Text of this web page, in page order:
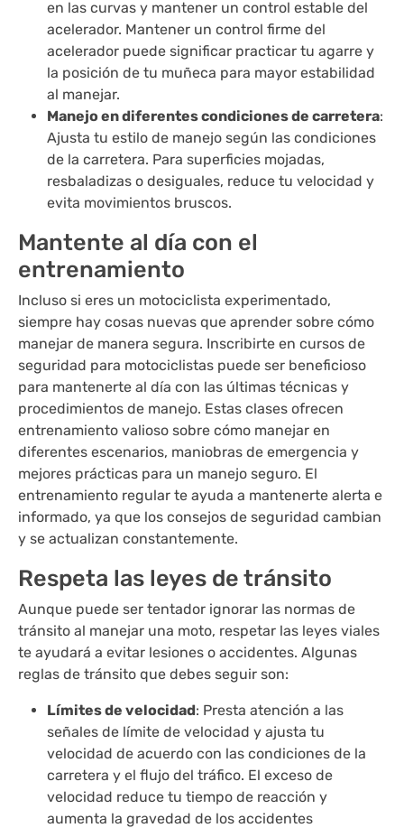
en las curvas y mantener un control estable del
acelerador. Mantener un control firme del
acelerador puede significar practicar tu agarre y
la posición de tu muñeca para mayor estabilidad
al manejar.
Manejo en diferentes condiciones de carretera:
Ajusta tu estilo de manejo según las condiciones
de la carretera. Para superficies mojadas,
resbaladizas o desiguales, reduce tu velocidad y
evita movimientos bruscos.
Mantente al día con el
entrenamiento
Incluso si eres un motociclista experimentado,
siempre hay cosas nuevas que aprender sobre cómo
manejar de manera segura. Inscribirte en cursos de
seguridad para motociclistas puede ser beneficioso
para mantenerte al día con las últimas técnicas y
procedimientos de manejo. Estas clases ofrecen
entrenamiento valioso sobre cómo manejar en
diferentes escenarios, maniobras de emergencia y
mejores prácticas para un manejo seguro. El
entrenamiento regular te ayuda a mantenerte alerta e
informado, ya que los consejos de seguridad cambian
y se actualizan constantemente.
Respeta las leyes de tránsito
Aunque puede ser tentador ignorar las normas de
tránsito al manejar una moto, respetar las leyes viales
te ayudará a evitar lesiones o accidentes. Algunas
reglas de tránsito que debes seguir son:
Límites de velocidad: Presta atención a las
señales de límite de velocidad y ajusta tu
velocidad de acuerdo con las condiciones de la
carretera y el flujo del tráfico. El exceso de
velocidad reduce tu tiempo de reacción y
aumenta la gravedad de los accidentes